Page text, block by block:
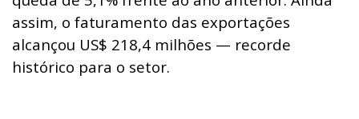
assim, o faturamento das exportações
alcançou US$ 218,4 milhões — recorde
histórico para o setor.